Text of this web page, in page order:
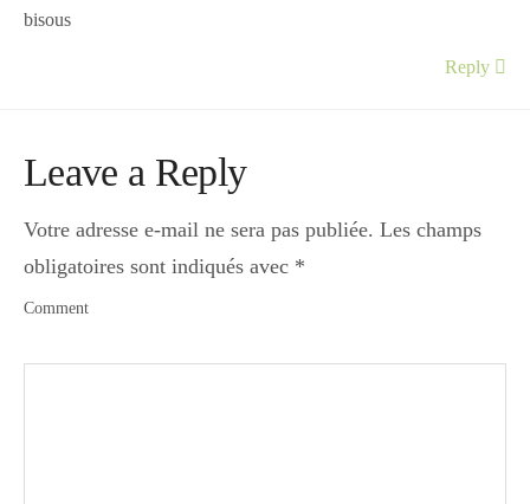
bisous
Reply
Leave a Reply
Votre adresse e-mail ne sera pas publiée. Les champs
obligatoires sont indiqués avec *
Comment